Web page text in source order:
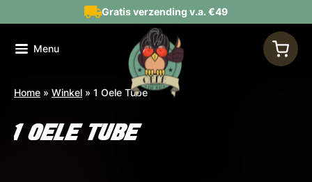
Gratis verzending v.a. €49
Menu
Home » Winkel » 1 Oele Tube
1 OELE TUBE